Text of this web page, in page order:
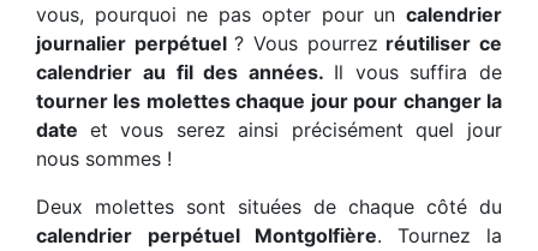
vous, pourquoi ne pas opter pour un calendrier
journalier perpétuel? Vous pourrez réutiliser ce
calendrier au fil des années. Il vous suffira de
tourner les molettes chaque jour pour changer la
date et vous serez ainsi précisément quel jour
nous sommes !
Deux molettes sont situées de chaque côté du
calendrier
perpétuel Montgolfière. Tournez la